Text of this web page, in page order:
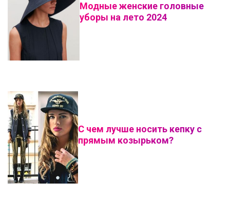
Модные женские головные
уборы на лето 2024
С чем лучше носить кепку с
прямым козырьком?